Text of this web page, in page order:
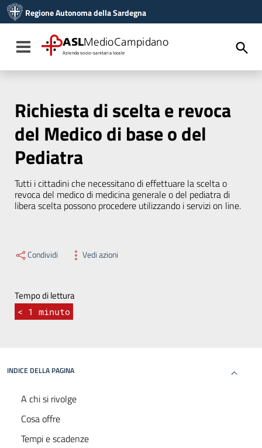
Vai al menu di navigazione
Vai al footer
Regione Autonoma della Sardegna
Toggle navigation
ASLMedioCampidano
Azienda socio-sanitaria locale
Richiesta di scelta e revoca
del Medico di base o del
Pediatra
Tutti i cittadini che necessitano di effettuare la scelta o
revoca del medico di medicina generale o del pediatra di
libera scelta possono procedere utilizzando i servizi on line.
Condividi Vedi azioni
Tempo di lettura
< 1 minuto
INDICE DELLA PAGINA
A chi si rivolge
Cosa offre
Tempi e scadenze